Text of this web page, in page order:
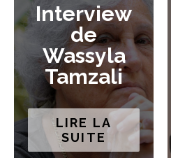
Interview
de
Wassyla
Tamzali
LIRE LA
SUITE